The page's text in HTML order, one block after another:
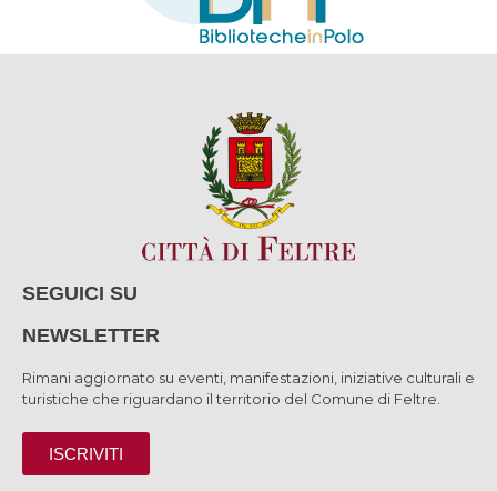
SEGUICI SU
NEWSLETTER
Rimani aggiornato su eventi, manifestazioni, iniziative culturali e
turistiche che riguardano il territorio del Comune di Feltre.
ISCRIVITI